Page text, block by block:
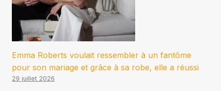
Emma Roberts voulait ressembler à un fantôme
pour son mariage et grâce à sa robe, elle a réussi
29 juillet 2026